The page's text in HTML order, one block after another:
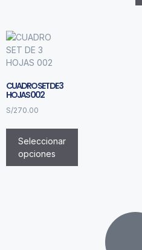
CUADRO SET DE 3
HOJAS 002
S/270.00
Seleccionar
opciones